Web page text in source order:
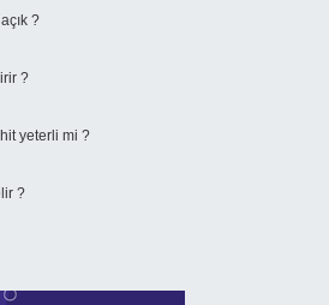
?
?
yeterli mi ?
?